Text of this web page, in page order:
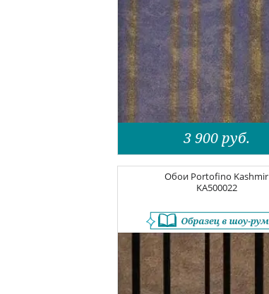
3 900 руб.
Обои Portofino Kashmir
KA500022